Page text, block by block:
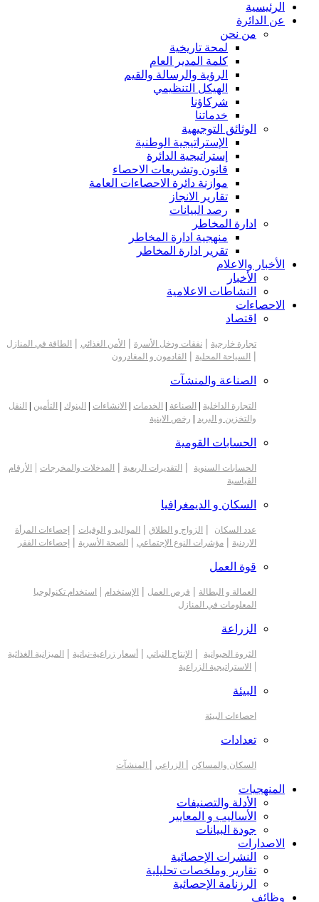
الرئيسية
عن الدائرة
من نحن
لمحة تاريخية
كلمة المدير العام
الرؤية والرسالة والقيم
الهيكل التنظيمي
شركاؤنا
خدماتنا
الوثائق التوجيهية
الإستراتيجية الوطنية
إستراتيجية الدائرة
قانون وتشريعات الاحصاء
موازنة دائرة الاحصاءات العامة
تقارير الانجاز
رصد البيانات
ادارة المخاطر
منهجية ادارة المخاطر
تقرير ادارة المخاطر
الأخبار والاعلام
الأخبار
النشاطات الاعلامية
الاحصاءات
اقتصاد
تجارة خارجية | نفقات ودخل الأسرة | الأمن الغذائي | الطاقة في المنازل
| السياحة المحلية | القادمون و المغادرون
الصناعة والمنشآت
التجارة الداخلية الصناعة الخدمات الانشاءات البنوك التأمين
النقل
والتخزين و البريد
رخص الابنية
الحسابات القومية
الحسابات السنوية | التقديرات الربعية | المدخلات والمخرجات |
الأرقام
القياسية
السكان و الديمغرافيا
عدد السكان | الزواج و الطلاق | المواليد و الوفيات | إحصاءات المرأة
الاردنية | مؤشرات النوع الإجتماعي | الصحة الأسرية | إحصاءات الفقر
قوة العمل
العمالة و البطالة | فرص العمل | الإستخدام |
استخدام تكنولوجيا
المعلومات في المنازل
الزراعة
الثروة الحيوانية | الإنتاج النباتي | أسعار زراعية-نباتية | الميزانية الغذائية
| الاستراتيجية الزراعية
البيئة
احصاءات البيئة
تعدادات
السكان والمساكن | الزراعي | المنشآت
المنهجيات
الأدلة والتصنيفات
الأساليب و المعايير
جودة البيانات
الاصدارات
النشرات الإحصائية
تقارير وملخصات تحليلية
الرزنامة الإحصائية
وظائف